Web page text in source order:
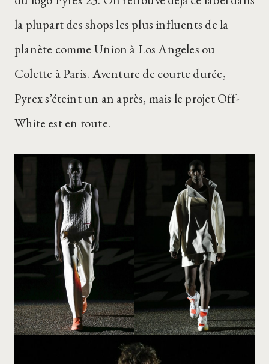
la plupart des shops les plus influents de la
planète comme Union à Los Angeles ou
Colette à Paris. Aventure de courte durée,
Pyrex s’éteint un an après, mais le projet Off-
White est en route.